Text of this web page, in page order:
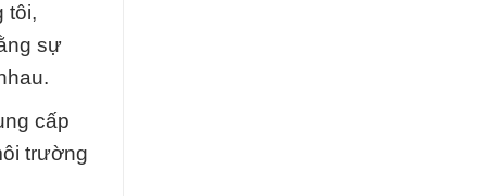
tôi,
sự
cấp
trường